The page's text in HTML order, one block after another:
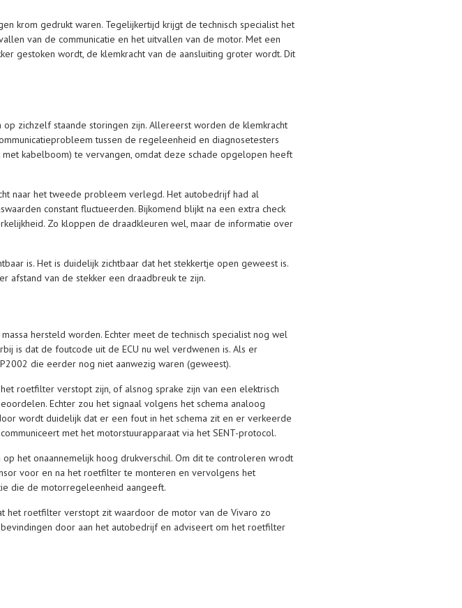
krom gedrukt waren. Tegelijkertijd krijgt de technisch specialist het
van de communicatie en het uitvallen van de motor. Met een
gestoken wordt, de klemkracht van de aansluiting groter wordt. Dit
zichzelf staande storingen zijn. Allereerst worden de klemkracht
tussen de regeleenheid en diagnosetesters
kabelboom) te vervangen, omdat deze schade opgelopen heeft
naar het tweede probleem verlegd. Het autobedrijf had al
constant fluctueerden. Bijkomend blijkt na een extra check
Zo kloppen de draadkleuren wel, maar de informatie over
is. Het is duidelijk zichtbaar dat het stekkertje open geweest is.
afstand van de stekker een draadbreuk te zijn.
hersteld worden. Echter meet de technisch specialist nog wel
is dat de foutcode uit de ECU nu wel verdwenen is. Als er
die eerder nog niet aanwezig waren (geweest).
roetfilter verstopt zijn, of alsnog sprake zijn van een elektrisch
Echter zou het signaal volgens het schema analoog
wordt duidelijk dat er een fout in het schema zit en er verkeerde
met het motorstuurapparaat via het SENT-protocol.
het onaannemelijk hoog drukverschil. Om dit te controleren wrodt
voor en na het roetfilter te monteren en vervolgens het
die de motorregeleenheid aangeeft.
het roetfilter verstopt zit waardoor de motor van de Vivaro zo
door aan het autobedrijf en adviseert om het roetfilter